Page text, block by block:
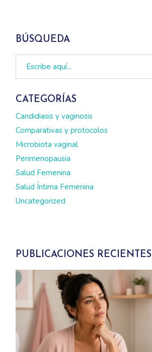
BÚSQUEDA
Search
CATEGORÍAS
Candidiasis y vaginosis
Comparativas y protocolos
Microbiota vaginal
Perimenopausia
Salud Femenina
Salud Íntima Femenina
Uncategorized
PUBLICACIONES RECIENTES